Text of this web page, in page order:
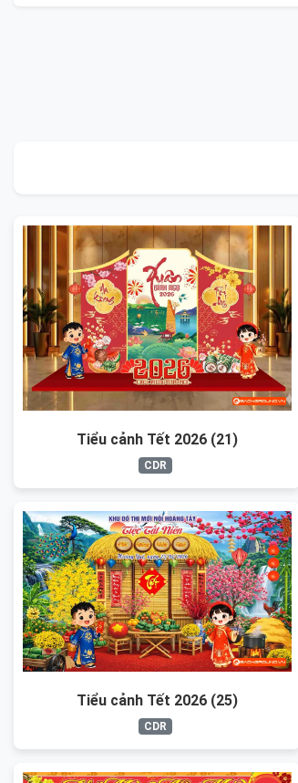
Tiểu cảnh Tết 2026 (21)
CDR
Tiểu cảnh Tết 2026 (25)
CDR